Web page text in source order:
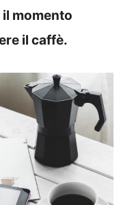
momento
il caffè.